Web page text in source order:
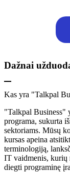
Dažnai
Kas yra "Talkpal
"Talkpal Business"
programa, sukurta
sektoriams. Mūsų
kursas apeina
terminologiją,
IT vaidmenis, kurių
diegti programinę